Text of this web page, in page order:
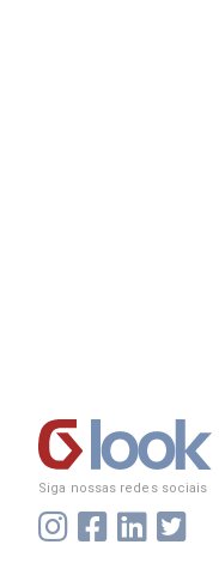
Siga nossas redes sociais